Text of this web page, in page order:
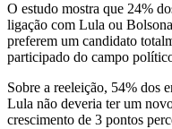
O estudo mostra que 24%
ligação com Lula ou
preferem um candidato
participado do campo
Sobre a reeleição, 54% dos
Lula não deveria ter um
crescimento de 3 pontos